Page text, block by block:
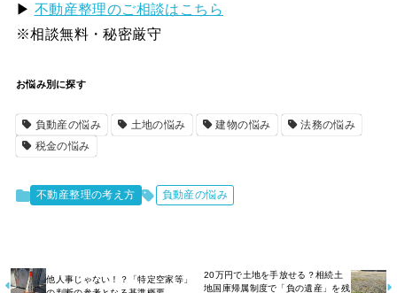
▶ 不動産整理のご相談はこちら
※相談無料・秘密厳守
お悩み別に探す
負動産の悩み 土地の悩み 建物の悩み
法務の悩み
税金の悩み
不動産整理の考え方 負動産の悩み
他人事じゃない！？「特定空家等」
20万円で土地を手放せる？相続土
地国庫帰属制度で「負の遺産」を残